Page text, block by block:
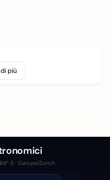
più
E · Europe/Zurich